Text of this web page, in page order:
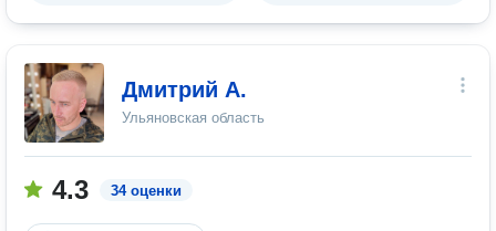
Дмитрий А.
Ульяновская область
4.3 34 оценки